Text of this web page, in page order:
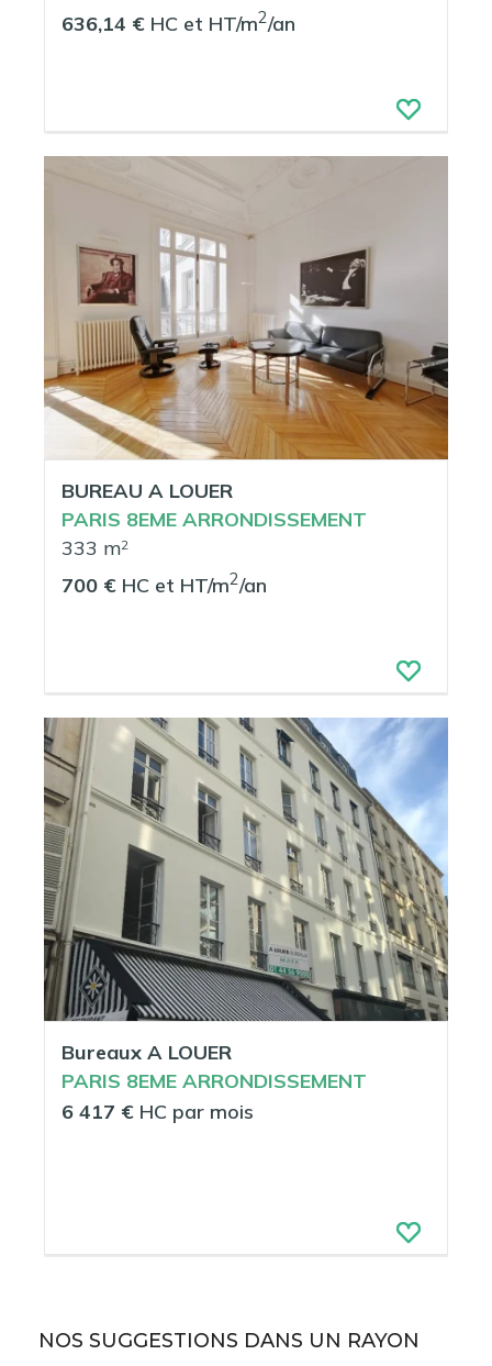
636,14 € HC et HT/m2/an
BUREAU A LOUER
PARIS 8EME ARRONDISSEMENT
333 m2
700 € HC et HT/m2/an
Bureaux A LOUER
PARIS 8EME ARRONDISSEMENT
6 417 € HC par mois
NOS SUGGESTIONS DANS UN RAYON